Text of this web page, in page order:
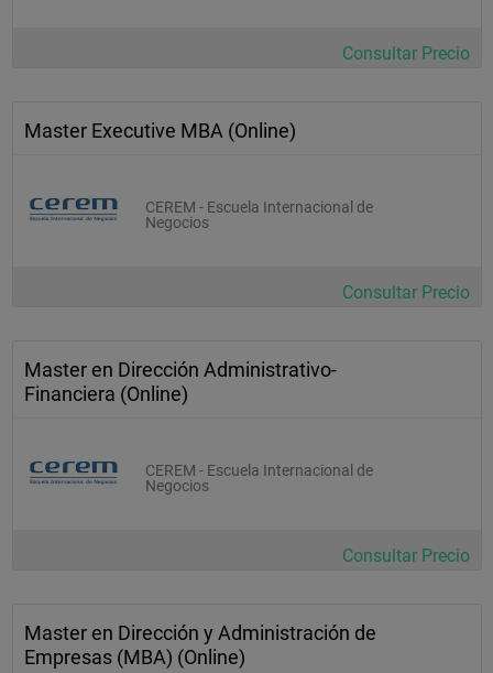
Consultar Precio
Master Executive MBA (Online)
CEREM - Escuela Internacional de
Negocios
Consultar Precio
Master en Dirección Administrativo-
Financiera (Online)
CEREM - Escuela Internacional de
Negocios
Consultar Precio
Master en Dirección y Administración de
Empresas (MBA) (Online)